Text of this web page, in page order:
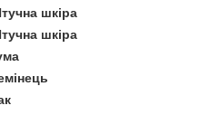
шкіра
шкіра